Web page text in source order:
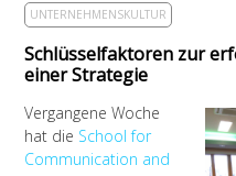
UNTERNEHMENSKULTUR
Schlüsselfaktoren zur
einer Strategie
Vergangene Woche
hat die School for
Communication and